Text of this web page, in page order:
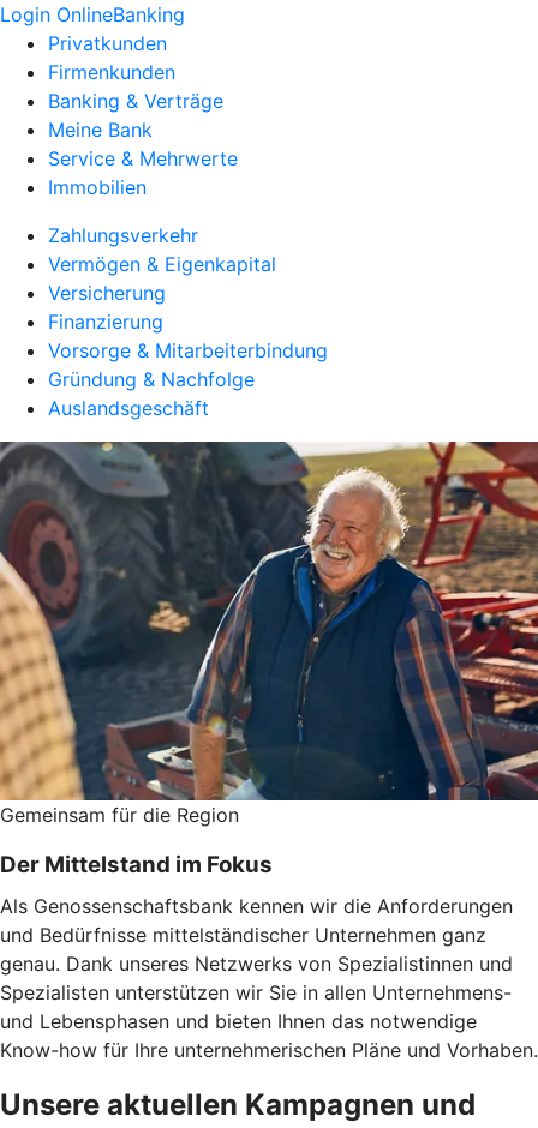
Login OnlineBanking
Privatkunden
Firmenkunden
Banking & Verträge
Meine Bank
Service & Mehrwerte
Immobilien
Zahlungsverkehr
Vermögen & Eigenkapital
Versicherung
Finanzierung
Vorsorge & Mitarbeiterbindung
Gründung & Nachfolge
Auslandsgeschäft
Gemeinsam für die Region
Der Mittelstand im Fokus
Als Genossenschaftsbank kennen wir die Anforderungen
und Bedürfnisse mittelständischer Unternehmen ganz
genau. Dank unseres Netzwerks von Spezialistinnen und
Spezialisten unterstützen wir Sie in allen Unternehmens-
und Lebensphasen und bieten Ihnen das notwendige
Know-how für Ihre unternehmerischen Pläne und Vorhaben.
Unsere aktuellen Kampagnen und